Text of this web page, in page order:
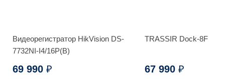
Видеорегистратор HikVision DS-
7732NI-I4/16P(B)
69 990 ₽
TRASSIR Dock-8F
67 990 ₽